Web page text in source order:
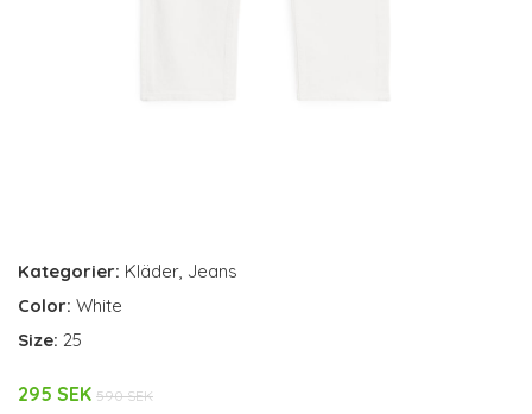
Kategorier: Kläder, Jeans
Color: White
Size: 25
295 SEK 590 SEK